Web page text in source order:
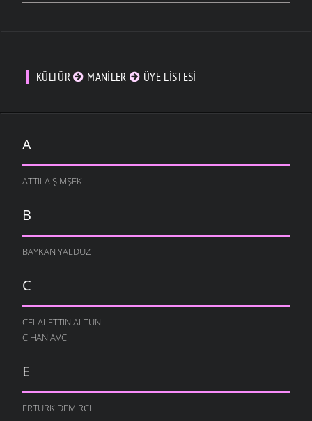
KÜLTÜR MANILER ÜYE LISTESI
A
ATTILA ŞIMŞEK
B
BAYKAN YALDUZ
C
CELALETTIN ALTUN
CIHAN AVCI
E
ERTÜRK DEMIRCI